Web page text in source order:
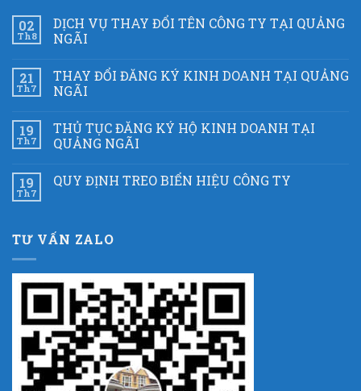
02
Th8
DỊCH VỤ THAY ĐỔI TÊN CÔNG TY TẠI QUẢNG
NGÃI
21
Th7
THAY ĐỔI ĐĂNG KÝ KINH DOANH TẠI QUẢNG
NGÃI
19
Th7
THỦ TỤC ĐĂNG KÝ HỘ KINH DOANH TẠI
QUẢNG NGÃI
19
Th7
QUY ĐỊNH TREO BIỂN HIỆU CÔNG TY
TƯ VẤN ZALO